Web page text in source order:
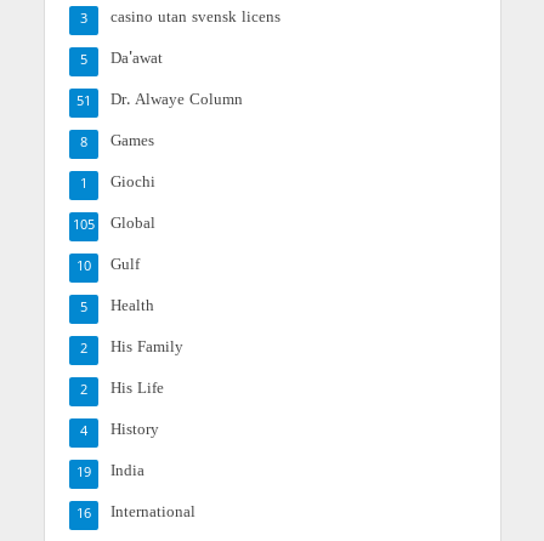
casino utan svensk licens
3
Da'awat
5
Dr. Alwaye Column
51
Games
8
Giochi
1
Global
105
Gulf
10
Health
5
His Family
2
His Life
2
History
4
India
19
International
16